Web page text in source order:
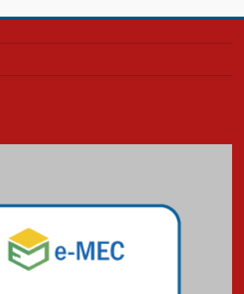
Colégio Presbiteriano
os funcionários
07.11.2024
Equipe de saltos ornamentais
do Mackenzie Brasília